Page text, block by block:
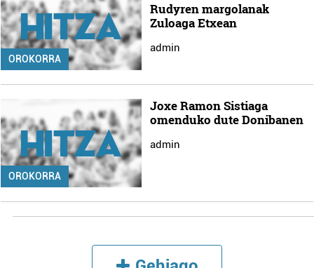
OROKORRA
Rudyren margolanak
Zuloaga Etxean
admin
OROKORRA
Joxe Ramon Sistiaga
omenduko dute Donibanen
admin